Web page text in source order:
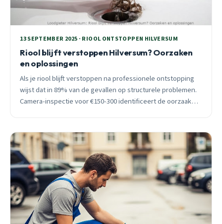
13 SEPTEMBER 2025 · RIOOL ONTSTOPPEN HILVERSUM
Riool blijft verstoppen Hilversum? Oorzaken
en oplossingen
Als je riool blijft verstoppen na professionele ontstopping
wijst dat in 89% van de gevallen op structurele problemen.
Camera-inspectie voor €150-300 identificeert de oorzaak